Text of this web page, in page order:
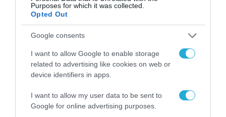
Purposes for which it was collected.
Opted Out
Google consents
I want to allow Google to enable storage
related to advertising like cookies on web or
device identifiers in apps.
I want to allow my user data to be sent to
Google for online advertising purposes.
ΤΗΛΕΠΙΚΟΙΝΩΝΙΕΣ